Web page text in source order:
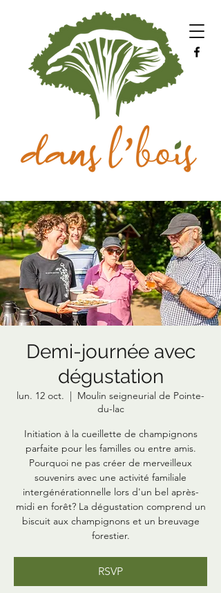
Demi-journée avec
dégustation
lun. 12 oct.
  |
Moulin seigneurial de Pointe-
du-lac
Initiation à la cueillette de champignons
parfaite pour les familles ou entre amis.
Pourquoi ne pas créer de merveilleux
souvenirs avec une activité familiale
intergénérationnelle lors d'un bel après-
midi en forêt? La dégustation comprend un
biscuit aux champignons et un breuvage
forestier.
RSVP